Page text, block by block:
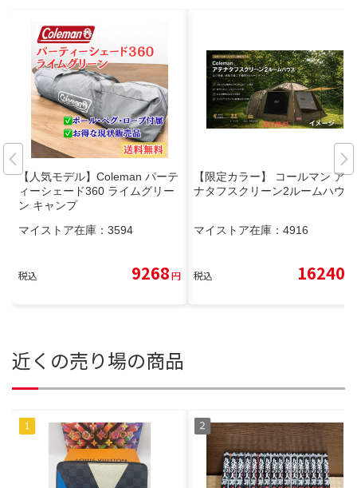
【人気モデル】Coleman パーテ
ィーシェード360 ライムグリー
ン キャンプ
マイストア在庫： 3594
税込 9268円
【限定カラー】 コールマン アテ
ナタフスクリーン2ルームハウス
マイストア在庫： 4916
税込 16240
近くの売り場の商品